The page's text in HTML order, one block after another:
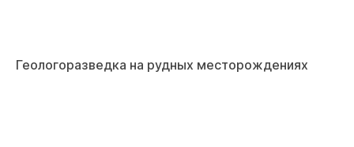
Геологоразведка на рудных месторождениях